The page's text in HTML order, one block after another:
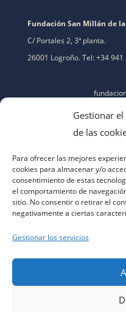
Gestionar
de las
Para ofrecer las mejores
cookies para almacenar y/o
consentimiento de estas
el comportamiento de
sitio. No consentir o retirar el
negativamente a ciertas
Gestionar los servicios
Fundación San Millán de
C/ Portales 2, 3ª planta.
26001 Logroño. Tel: +34 941
política de